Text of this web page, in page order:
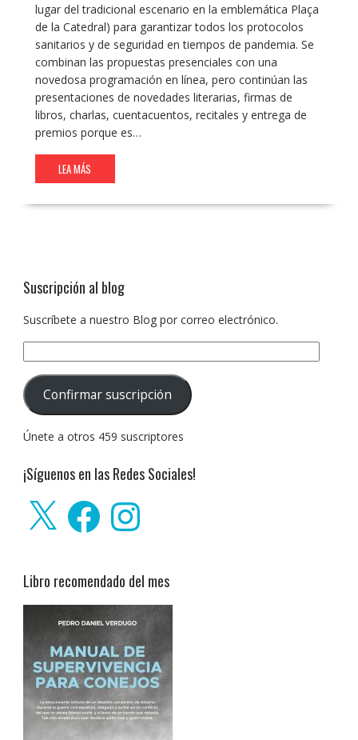
lugar del tradicional escenario en la emblemática Plaça
de la Catedral) para garantizar todos los protocolos
sanitarios y de seguridad en tiempos de pandemia. Se
combinan las propuestas presenciales con una
novedosa programación en línea, pero continúan las
presentaciones de novedades literarias, firmas de
libros, charlas, cuentacuentos, recitales y entrega de
premios porque es…
LEA MÁS
Suscripción al blog
Suscríbete a nuestro Blog por correo electrónico.
de
correo
electrónico:
Confirmar suscripción
Únete a otros 459 suscriptores
¡Síguenos en las Redes Sociales!
FacebookInstagram
Libro recomendado del mes